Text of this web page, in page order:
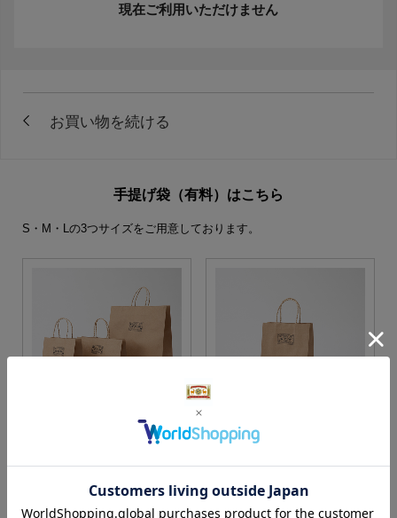
現在ご利用いただけません
手提げ袋（有料）はこちら
S・M・Lの3つサイズをご用意しております。
S・M・Lサイズより当店に
カートに入れる
Sサイズ
カートに入れる